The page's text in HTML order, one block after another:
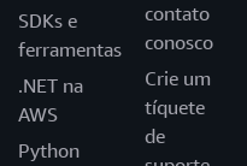
SDKs e
ferramentas
.NET na
AWS
Python
contato
conosco
Crie um
tíquete
de